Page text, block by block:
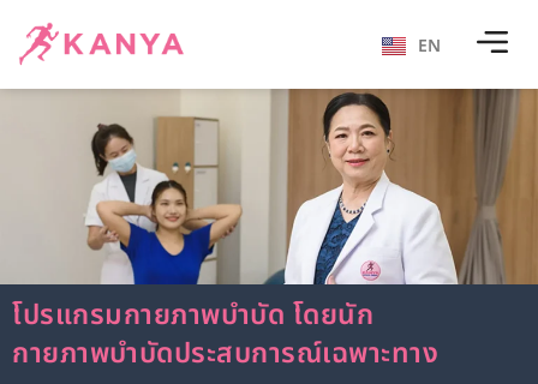
EN
โปรแกรมกายภาพบำบัด โดยนัก
กายภาพบำบัดประสบการณ์เฉพาะทาง